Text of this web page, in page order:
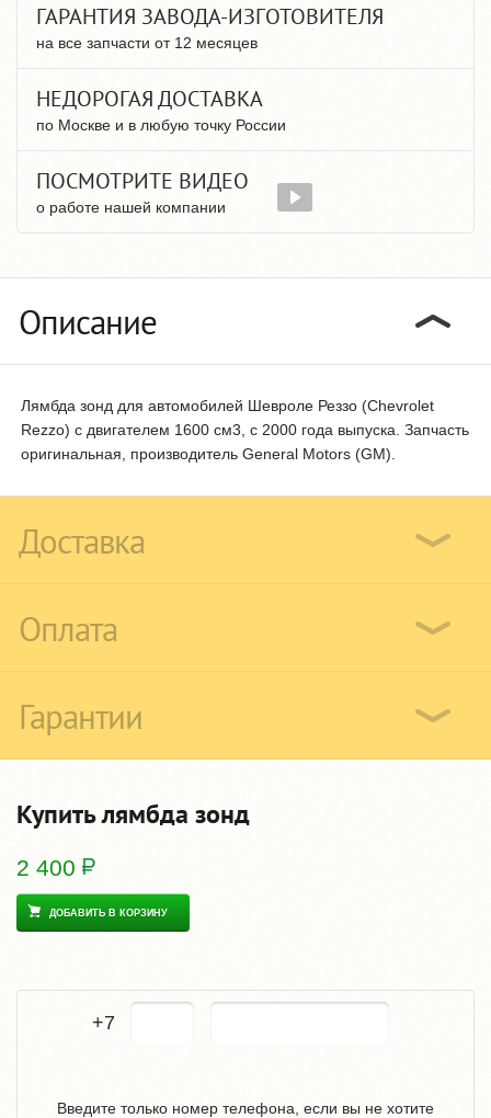
ГАРАНТИЯ ЗАВОДА-ИЗГОТОВИТЕЛЯ
на все запчасти от 12 месяцев
НЕДОРОГАЯ ДОСТАВКА
по Москве и в любую точку России
ПОСМОТРИТЕ ВИДЕО
о работе нашей компании
Описание
Лямбда зонд для автомобилей Шевроле Реззо (Chevrolet
Rezzo) с двигателем 1600 см3, с 2000 года выпуска. Запчасть
оригинальная, производитель General Motors (GM).
Доставка
Оплата
Гарантии
Купить лямбда зонд
2 400
ДОБАВИТЬ В КОРЗИНУ
+7
Введите только номер телефона, если вы не хотите